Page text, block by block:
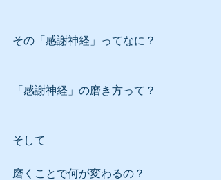
その「感謝神経」ってなに？
「感謝神経」の磨き方って？
そして
磨くことで何が変わるの？